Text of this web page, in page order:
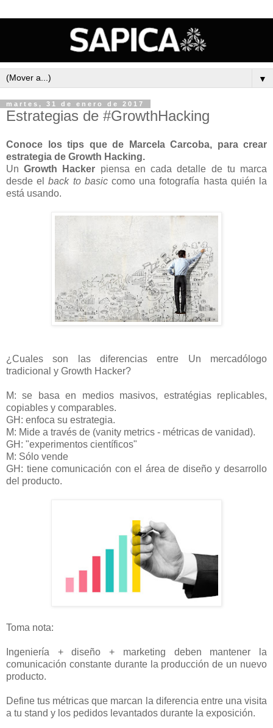
▼
martes, 31 de enero de 2017
Estrategias de #GrowthHacking
Conoce los tips que de Marcela Carcoba, para crear
estrategia de Growth Hacking.
UnGrowth Hacker piensa en cada detalle de tu marca
desde elback to basiccomo una fotografía hasta quién la
está usando.
¿Cuales son las diferencias entre Un mercadólogo
tradicional y Growth Hacker?
M: se basa en medios masivos, estratégias replicables,
copiables y comparables.
GH: enfoca su estrategia.
M: Mide a través de (vanity metrics - métricas de vanidad).
GH: "experimentos científicos"
M: Sólo vende
GH: tiene comunicación con el área de diseño y desarrollo
del producto.
Toma nota:
Ingeniería + diseño + marketing deben mantener la
comunicación constante durante la producción de un nuevo
producto.
Define tus métricas que marcan la diferencia entre una visita
a tu stand y los pedidos levantados durante la exposición.